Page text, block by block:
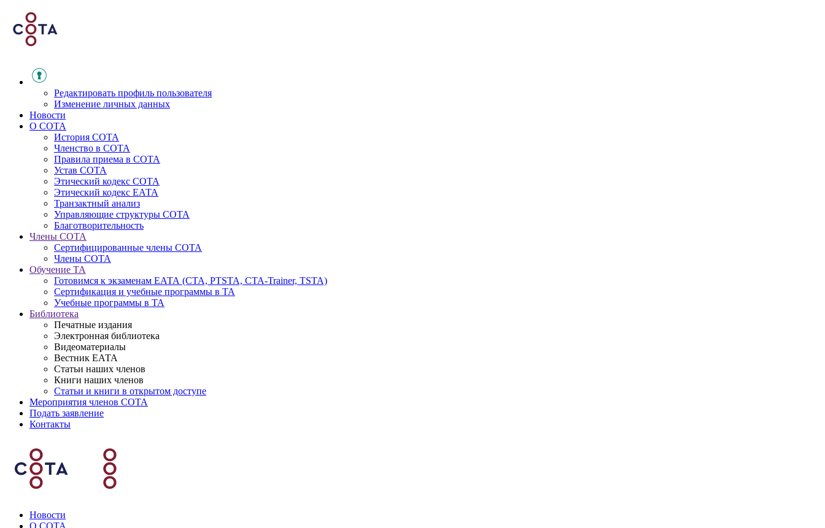
Редактировать профиль пользователя
Изменение личных данных
Новости
О СОТА
История СОТА
Членство в СОТА
Правила приема в СОТА
Устав СОТА
Этический кодекс СОТА
Этический кодекс ЕАТА
Транзактный анализ
Управляющие структуры СОТА
Благотворительность
Члены СОТА
Сертифицированные члены СОТА
Члены СОТА
Обучение ТА
Готовимся к экзаменам ЕАТА (СТА, PTSTA, СТА-Trainer, TSTA)
Сертификация и учебные программы в ТА
Учебные программы в ТА
Библиотека
Печатные издания
Электронная библиотека
Видеоматериалы
Вестник ЕАТА
Статьи наших членов
Книги наших членов
Статьи и книги в открытом доступе
Мероприятия членов СОТА
Подать заявление
Контакты
Новости